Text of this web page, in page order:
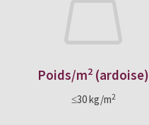
Poids/m2 (ardoise)
≤30 kg/m2